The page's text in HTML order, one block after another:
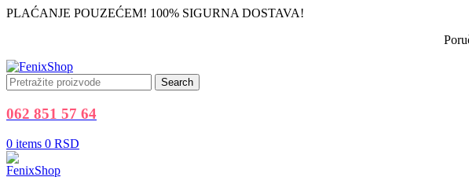
PLAĆANJE POUZEĆEM! 100% SIGURNA DOSTAVA!
Search
062 851 57 64
0 items 0 RSD